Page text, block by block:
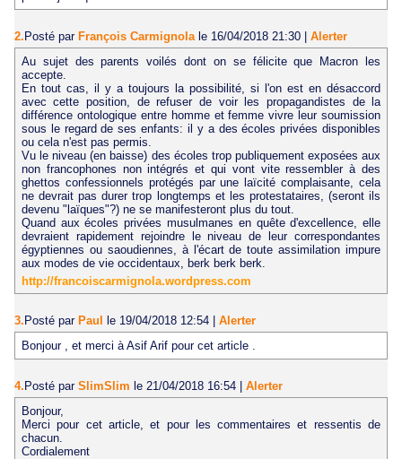
2.Posté par François Carmignola le 16/04/2018 21:30 | Alerter
Au sujet des parents voilés dont on se félicite que Macron les
accepte.
En tout cas, il y a toujours la possibilité, si l'on est en désaccord
avec cette position, de refuser de voir les propagandistes de la
différence ontologique entre homme et femme vivre leur soumission
sous le regard de ses enfants: il y a des écoles privées disponibles
ou cela n'est pas permis.
Vu le niveau (en baisse) des écoles trop publiquement exposées aux
non francophones non intégrés et qui vont vite ressembler à des
ghettos confessionnels protégés par une laïcité complaisante, cela
ne devrait pas durer trop longtemps et les protestataires, (seront ils
devenu "laïques"?) ne se manifesteront plus du tout.
Quand aux écoles privées musulmanes en quête d'excellence, elle
devraient rapidement rejoindre le niveau de leur correspondantes
égyptiennes ou saoudiennes, à l'écart de toute assimilation impure
aux modes de vie occidentaux, berk berk berk.
http://francoiscarmignola.wordpress.com
3. Posté par Paul le 19/04/2018 12:54
Alerter
Bonjour , et merci à Asif Arif pour cet article .
4. Posté par SlimSlim le 21/04/2018 16:54
Alerter
Bonjour,
Merci pour cet article, et pour les commentaires et ressentis de
chacun.
Cordialement